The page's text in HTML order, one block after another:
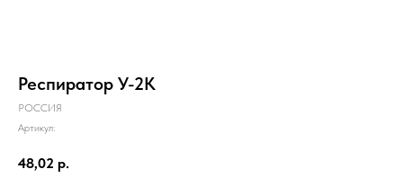
Респиратор У-2К
РОССИЯ
Артикул:
48,02 р.